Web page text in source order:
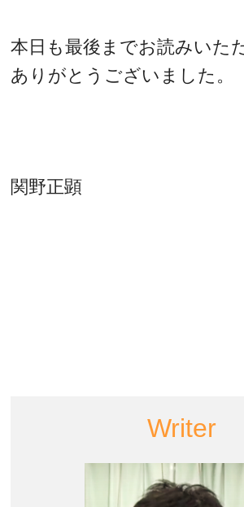
本日も最後までお読みいた
ありがとうございました。
関野正顕
Writer